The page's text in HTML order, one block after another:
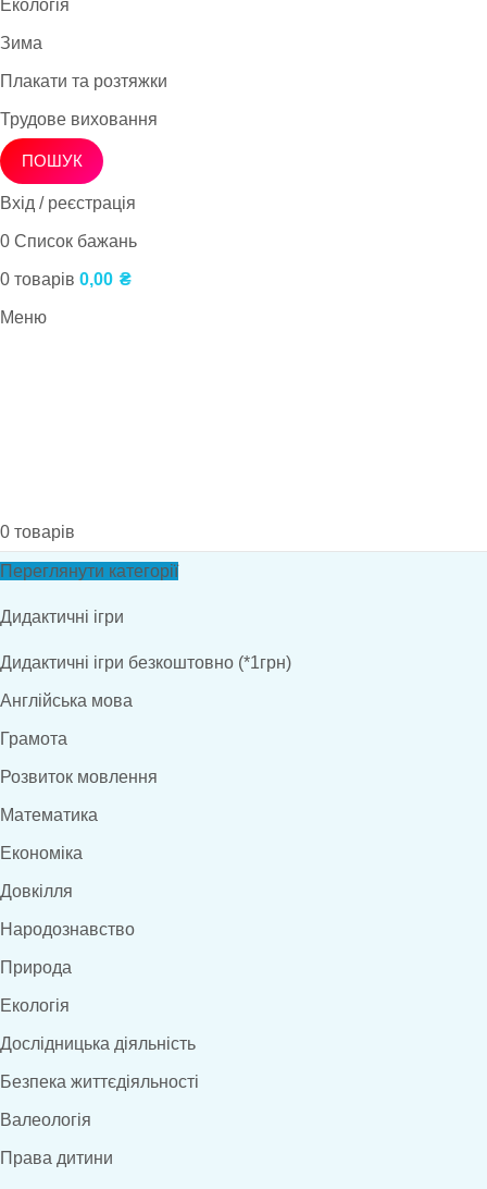
Екологія
Зима
Плакати та розтяжки
Трудове виховання
ПОШУК
Вхід / реєстрація
0 Список бажань
0 товарів 0,00 ₴
Меню
0 товарів
Переглянути категорії
Дидактичні ігри
Дидактичні ігри безкоштовно (*1грн)
Англійська мова
Грамота
Розвиток мовлення
Математика
Економіка
Довкілля
Народознавство
Природа
Екологія
Дослідницька діяльність
Безпека життєдіяльності
Валеологія
Права дитини